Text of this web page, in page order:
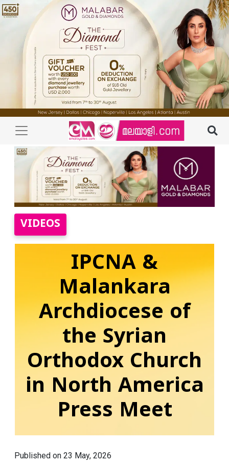
VIDEOS
IPCNA &
Malankara
Archdiocese of
the Syrian
Orthodox Church
in North America
Press Meet
Published on 23 May, 2026